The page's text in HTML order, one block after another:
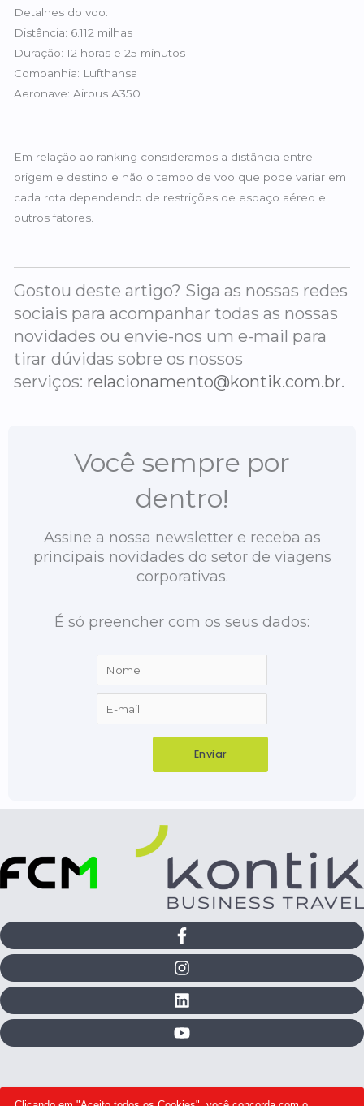
Detalhes do voo:
Distância: 6.112 milhas
Duração: 12 horas e 25 minutos
Companhia: Lufthansa
Aeronave: Airbus A350
Em relação ao ranking consideramos a distância entre
origem e destino e não o tempo de voo que pode variar em
cada rota dependendo de restrições de espaço aéreo e
outros fatores.
Gostou deste artigo? Siga as nossas redes
sociais para acompanhar todas as nossas
novidades ou envie-nos um e-mail para
tirar dúvidas sobre os nossos
serviços: relacionamento@kontik.com.br.
Você sempre por
dentro!
Assine a nossa newsletter e receba as
principais novidades do setor de viagens
corporativas.
É só preencher com os seus dados: